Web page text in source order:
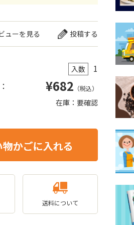
ューを見る 投稿する
入数
1
¥682 （税込）
在庫：要確認
送料について